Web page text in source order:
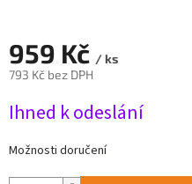
959 Kč / ks
793 Kč bez DPH
cena:
Ihned k odeslání
Možnosti doručení